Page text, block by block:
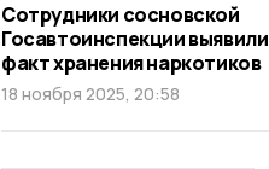
Сотрудники сосновской
Госавтоинспекции выявили
факт хранения наркотиков
18 ноября 2025, 20:58